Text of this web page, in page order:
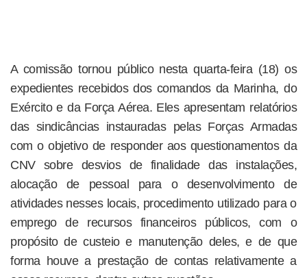
A comissão tornou público nesta quarta-feira (18) os
expedientes recebidos dos comandos da Marinha, do
Exército e da Força Aérea. Eles apresentam relatórios
das sindicâncias instauradas pelas Forças Armadas
com o objetivo de responder aos questionamentos da
CNV sobre desvios de finalidade das instalações,
alocação de pessoal para o desenvolvimento de
atividades nesses locais, procedimento utilizado para o
emprego de recursos financeiros públicos, com o
propósito de custeio e manutenção deles, e de que
forma houve a prestação de contas relativamente a